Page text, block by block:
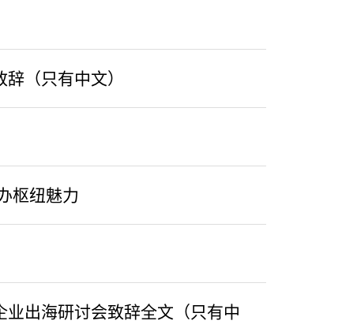
（只有中文）
枢纽魅力
出海研讨会致辞全文（只有中